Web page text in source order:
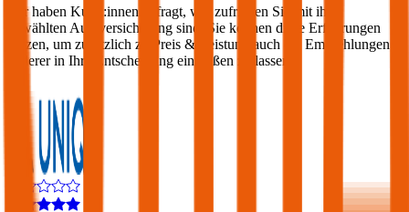
Wir haben Kund:innen befragt, wie zufrieden Sie mit ihrer
gewählten Autoversicherung sind. Sie können diese Erfahrungen
nutzen, um zusätzlich zu Preis & Leistung auch die Empfehlungen
anderer in Ihre Entscheidung einfließen zu lassen: